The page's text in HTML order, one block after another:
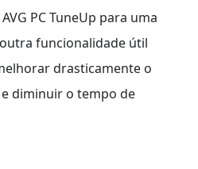
PC TuneUp para uma
funcionalidade útil
drasticamente o
diminuir o tempo de